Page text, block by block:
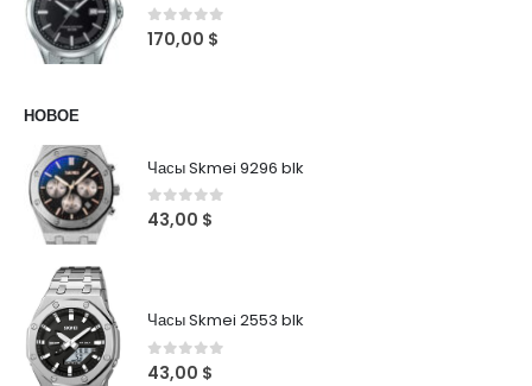
0out of 5
170,00 $
НОВОЕ
Часы Skmei 9296 blk
0 out of 5
43,00 $
Часы Skmei 2553 blk
0 out of 5
43,00 $